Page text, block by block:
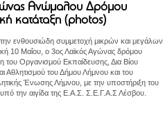
Ανώμαλου Δρόμου
κατάταξη (photos)
την ενθουσιώδη συμμετοχή μικρών και μεγάλων
10 Μαΐου, ο 3ος Λαϊκός Αγώνας δρόμου
του Οργανισμού Εκπαίδευσης, Δια Βίου
Αθλητισμού του Δήμου Λήμνου και του
Ένωσης Λήμνου, με την υποστήριξη του
την αιγίδα της Ε.Α.Σ. Σ.Ε.Γ.Α.Σ Λέσβου.